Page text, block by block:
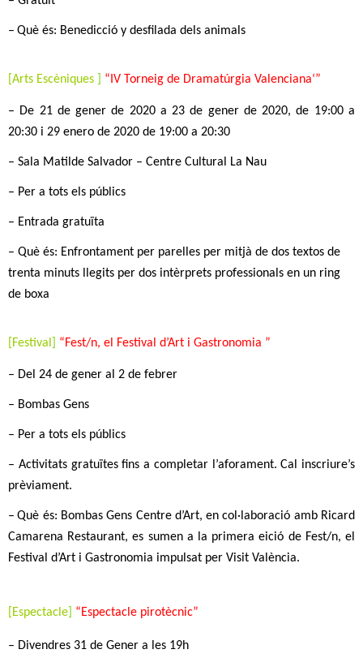
– Què és: Benedicció y desfilada dels animals
Arts Escèniques “ IV Torneig de Dramatúrgia Valenciana‘”
– De 21 de gener de 2020 a 23 de gener de 2020, de 19:00 a
20:30 i 29 enero de 2020 de 19:00 a 20:30
– Sala Matilde Salvador – Centre Cultural La Nau
– Per a tots els públics
– Entrada gratuïta
– Què és: Enfrontament per parelles per mitjà de dos textos de
trenta minuts llegits per dos intèrprets professionals en un ring
de boxa
Festival “Fest/n, el Festival d’Art i Gastronomia ”
– Del 24 de gener al 2 de febrer
– Bombas Gens
– Per a tots els públics
– Activitats gratuïtes fins a completar l’aforament. Cal inscriure’s
prèviament.
– Què és: Bombas Gens Centre d’Art, en col·laboració amb Ricard
Camarena Restaurant, es sumen a la primera eició de Fest/n, el
Festival d’Art i Gastronomia impulsat per Visit València.
Espectacle “Espectacle pirotècnic”
– Divendres 31 de Gener a les 19h